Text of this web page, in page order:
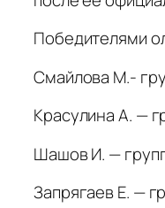
Победителями
Смайлова М.-
Красулина А. —
Шашов И. —
Запрягаев Е. —